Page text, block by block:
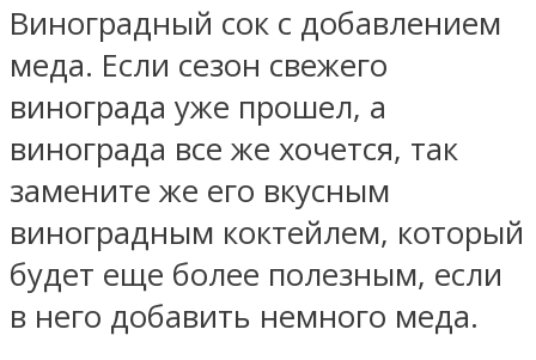
Виноградный сок с добавлением
меда. Если сезон свежего
винограда уже прошел, а
винограда все же хочется, так
замените же его вкусным
виноградным коктейлем, который
будет еще более полезным, если
в него добавить немного меда.